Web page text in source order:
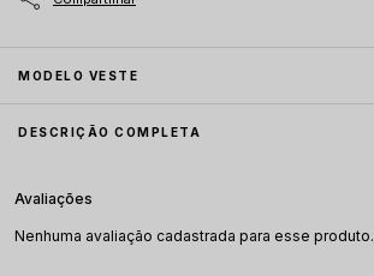
MODELO VESTE
DESCRIÇÃO COMPLETA
Nenhuma avaliação cadastrada para esse produto.